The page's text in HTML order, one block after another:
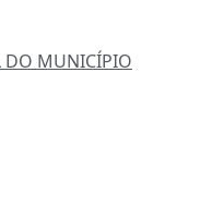
DO MUNICÍPIO